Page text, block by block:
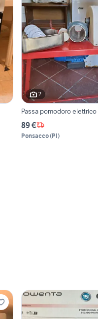
2
Passa pomodoro elettrico
89 €
Ponsacco(PI)